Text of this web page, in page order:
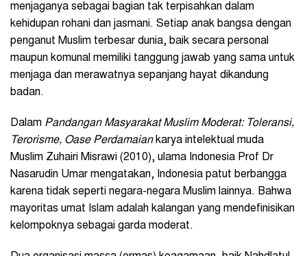
menjaganya sebagai bagian tak terpisahkan dalam
kehidupan rohani dan jasmani. Setiap anak bangsa dengan
penganut Muslim terbesar dunia, baik secara personal
maupun komunal memiliki tanggung jawab yang sama untuk
menjaga dan merawatnya sepanjang hayat dikandung
badan.
Dalam Pandangan Masyarakat Muslim Moderat: Toleransi,
Terorisme, Oase Perdamaiankarya intelektual muda
Muslim Zuhairi Misrawi (2010), ulama Indonesia Prof Dr
Nasarudin Umar mengatakan, Indonesia patut berbangga
karena tidak seperti negara-negara Muslim lainnya. Bahwa
mayoritas umat Islam adalah kalangan yang mendefinisikan
kelompoknya sebagai garda moderat.